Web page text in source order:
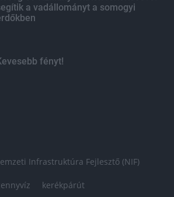
a vadállományt a somogyi
fényt!
Infrastruktúra Fejlesztő (NIF)
kerékpárút